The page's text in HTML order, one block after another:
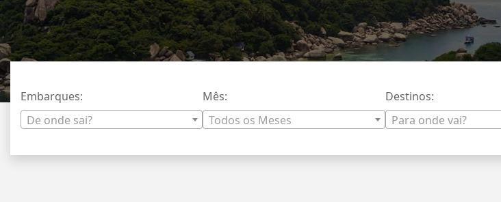
Embarques:
De onde sai?
Mês:
Todos os Meses
Destinos:
Para onde vai?